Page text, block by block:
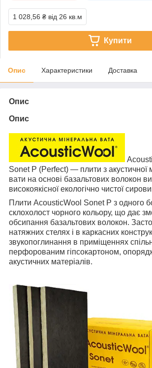
1 028,56 ₴ від 26 кв.м
Купити
Опис Характеристики Доставка
Опис
Опис
Sonet P (Perfect) — плити з акустичної
вати на основі базальтових волокон
високоякісної екологічно чистої
Плити AcousticWool Sonet P з одного
склохолост чорного кольору, що дає
обсипання базальтових волокон.
натяжних стелях і в каркасних
звукопоглинання в приміщеннях
перфорованим гіпсокартоном,
акустичних матеріалів.